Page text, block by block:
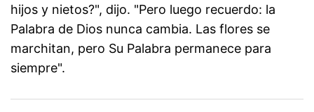
hijos y nietos?", dijo. "Pero luego recuerdo: la
Palabra de Dios nunca cambia. Las flores se
marchitan, pero Su Palabra permanece para
siempre".